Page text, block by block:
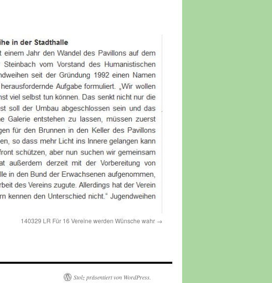
140329 LR Für 16 Vereine werden Wünsche wahr
Stolz präsentiert von WordPress.